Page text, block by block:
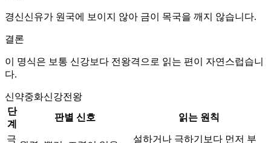
경신신유가 원국에 보이지 않아 금이 목국을 깨지 않습니다.
결론
이 명식은 보통 신강보다 전왕격으로 읽는 편이 자연스럽습니
다.
신약중화신강전왕
단
계
판별 신호 읽는 원칙
극
설하거나 극하기보다 먼저 부